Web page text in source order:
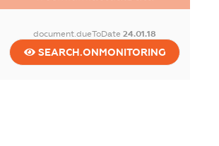
document.dueToDate24.01.18
SEARCH.ONMONITORING